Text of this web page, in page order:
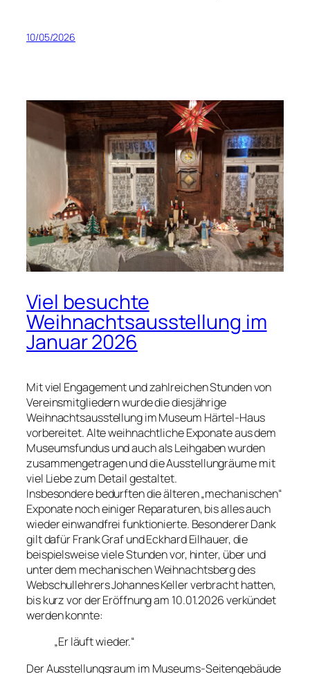
10/05/2026
Viel besuchte
Weihnachtsausstellung im
Januar 2026
Mit viel Engagement und zahlreichen Stunden von
Vereinsmitgliedern wurde die diesjährige
Weihnachtsausstellung im Museum Härtel-Haus
vorbereitet. Alte weihnachtliche Exponate aus dem
Museumsfundus und auch als Leihgaben wurden
zusammengetragen und die Ausstellungräume mit
viel Liebe zum Detail gestaltet.
Insbesondere bedurften die älteren „mechanischen“
Exponate noch einiger Reparaturen, bis alles auch
wieder einwandfrei funktionierte. Besonderer Dank
gilt dafür Frank Graf und Eckhard Eilhauer, die
beispielsweise viele Stunden vor, hinter, über und
unter dem mechanischen Weihnachtsberg des
Webschullehrers Johannes Keller verbracht hatten,
bis kurz vor der Eröffnung am 10.01.2026 verkündet
werden konnte:
„Er läuft wieder.“
Der Ausstellungsraum im Museums-Seitengebäude